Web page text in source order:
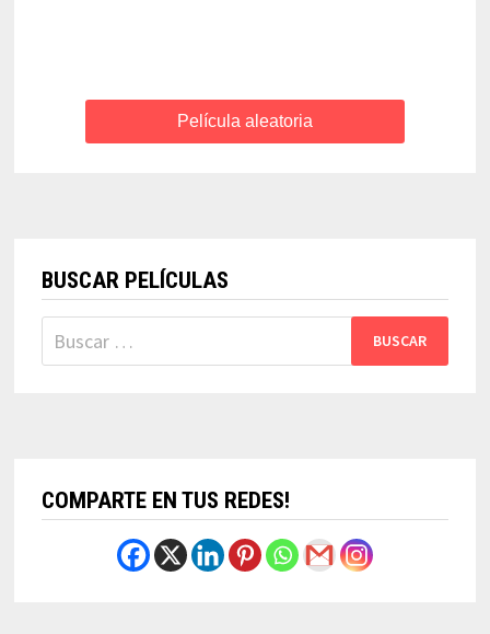
Película aleatoria
BUSCAR PELÍCULAS
Buscar:
COMPARTE EN TUS REDES!